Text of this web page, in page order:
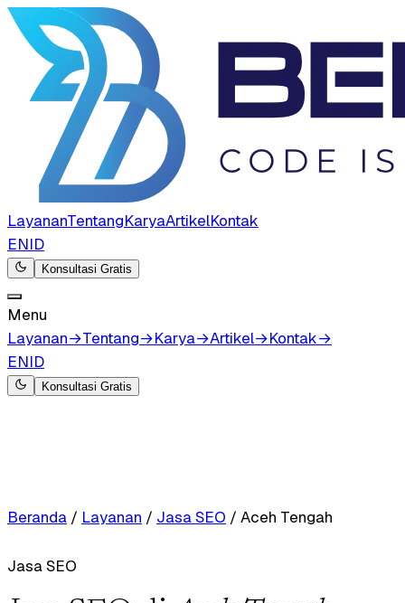
LayananTentangKaryaArtikelKontak
ENID
Konsultasi Gratis
Menu
Layanan→Tentang→Karya→Artikel→Kontak→
ENID
Konsultasi Gratis
Beranda / Layanan / Jasa SEO / Aceh Tengah
Jasa SEO